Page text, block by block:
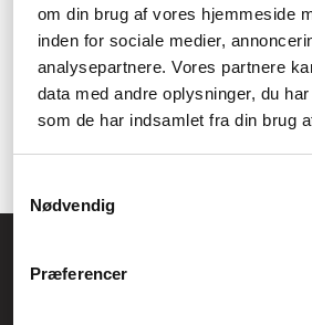
om din brug af vores hjemmeside
inden for sociale medier,
analysepartnere. Vores partnere
data med andre oplysninger, du
som de har indsamlet fra din brug
Nødvendig
Præferencer
Der er altså mange gode grunde til at
hvis man er ude efter en sikker og
samtidig er nem og intuitiv at have
oplagt valg til virksomheder, og hvis
NAS til erhvervslivet, så vil vi foreslå at
blive erhvervskunde hos Føniks
CVR.: 26208637